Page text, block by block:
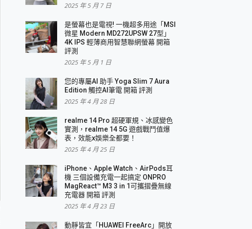
2025 年 5 月 7 日
是螢幕也是電視! 一機超多用途「MSI
微星 Modern MD272UPSW 27型」
4K IPS 輕薄商用智慧聯網螢幕 開箱
評測
2025 年 5 月 1 日
您的專屬AI 助手 Yoga Slim 7 Aura
Edition 觸控AI筆電 開箱 評測
2025 年 4 月 28 日
realme 14 Pro 超硬軍規、冰感變色
實測，realme 14 5G 遊戲戰鬥值爆
表，效能x娛樂全都要！
2025 年 4 月 25 日
iPhone、Apple Watch、AirPods耳
機 三個設備充電一起搞定 ONPRO
MagReact™ M3 3 in 1可攜摺疊無線
充電器 開箱 評測
2025 年 4 月 23 日
動靜皆宜「HUAWEI FreeArc」開放